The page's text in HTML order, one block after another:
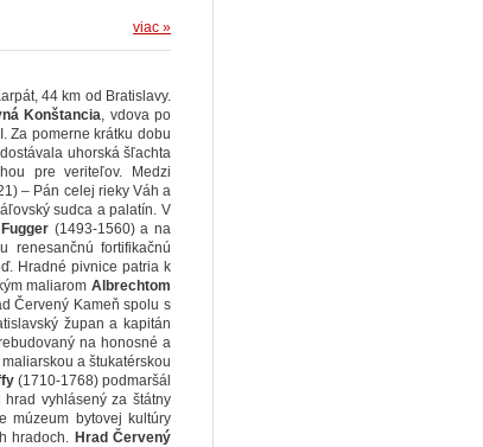
viac »
44 km od Bratislavy.
Konštancia, vdova po
Za pomerne krátku dobu
uhorská šľachta
pre veriteľov. Medzi
– Pán celej rieky Váh a
sudca a palatín. V
(1493-1560) a na
renesančnú fortifikačnú
Hradné pivnice patria k
maliarom Albrechtom
Červený Kameň spolu s
župan a kapitán
na honosné a
a štukatérskou
(1710-1768) podmaršál
vyhlásený za štátny
múzeum bytovej kultúry
hradoch. Hrad Červený